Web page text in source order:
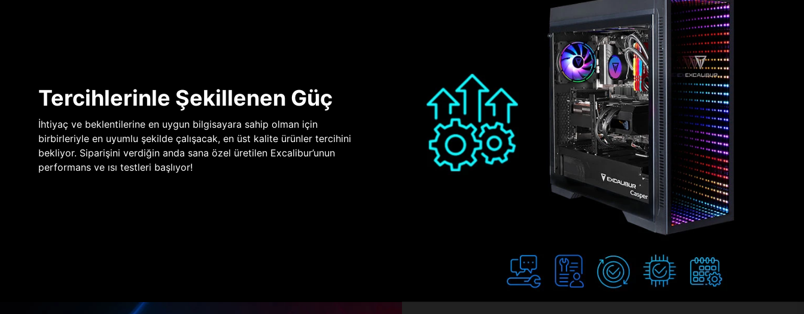
Tercihlerinle Şekillenen Güç
İhtiyaç ve beklentilerine en uygun bilgisayara sahip olman için
birbirleriyle en uyumlu şekilde çalışacak, en üst kalite ürünler tercihini
bekliyor. Siparişini verdiğin anda sana özel üretilen Excalibur’unun
performans ve ısı testleri başlıyor!